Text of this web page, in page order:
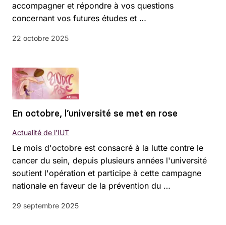
accompagner et répondre à vos questions
concernant vos futures études et …
22 octobre 2025
En octobre, l’université se met en rose
Le mois d'octobre est consacré à la lutte contre le
cancer du sein, depuis plusieurs années l'université
soutient l'opération et participe à cette campagne
nationale en faveur de la prévention du …
Actualité de l'IUT
29 septembre 2025